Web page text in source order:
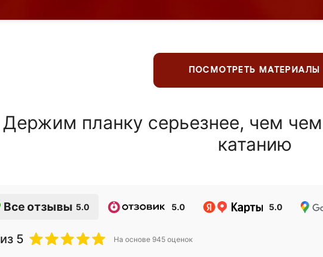
ПОСМОТРЕТЬ МАТЕРИАЛЫ
Держим планку серьезнее, чем
катанию
Все отзывы 5.0 5.0 5.0
из 5 На основе 945 оценок